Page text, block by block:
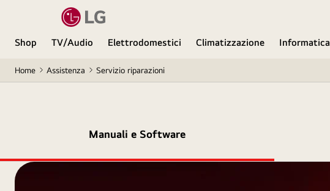
Shop TV/Audio Elettrodomestici Climatizzazione Informatica
Home Assistenza Servizio riparazioni
Manuali e Software